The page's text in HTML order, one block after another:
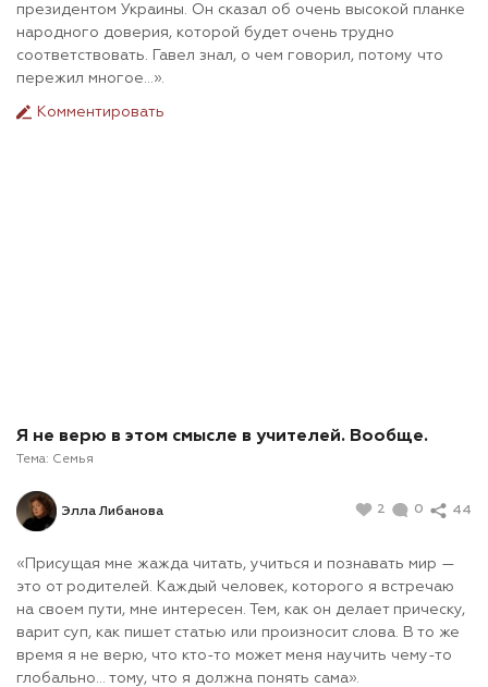
президентом Украины. Он сказал об очень высокой планке
народного доверия, которой будет очень трудно
соответствовать. Гавел знал, о чем говорил, потому что
пережил многое…».
Комментировать
Я не верю в этом смысле в учителей. Вообще.
Тема: Семья
Элла Либанова 2 0 44
«Присущая мне жажда читать, учиться и познавать мир —
это от родителей. Каждый человек, которого я встречаю
на своем пути, мне интересен. Тем, как он делает прическу,
варит суп, как пишет статью или произносит слова. В то же
время я не верю, что кто-то может меня научить чему-то
глобально… тому, что я должна понять сама».